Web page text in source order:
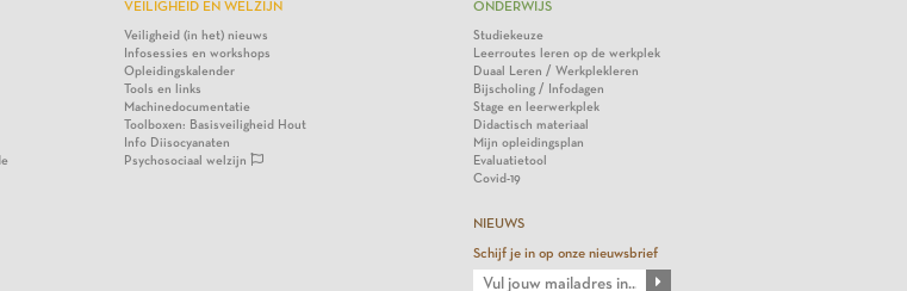
VEILIGHEID EN WELZIJN
Veiligheid (in het) nieuws
Infosessies en workshops
Opleidingskalender
Tools en links
Machinedocumentatie
Toolboxen: Basisveiligheid Hout
Info Diisocyanaten
Psychosociaal welzijn
ONDERWIJS
Studiekeuze
Leerroutes leren op de werkplek
Duaal Leren / Werkplekleren
Bijscholing / Infodagen
Stage en leerwerkplek
Didactisch materiaal
Mijn opleidingsplan
Evaluatietool
Covid-19
NIEUWS
Schijf je in op onze nieuwsbrief